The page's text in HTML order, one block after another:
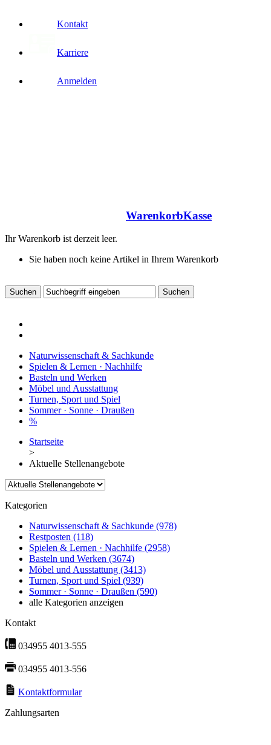
Kontakt
Karriere
Anmelden
WarenkorbKasse
Ihr Warenkorb ist derzeit leer.
Sie haben noch keine Artikel in Ihrem Warenkorb
Naturwissenschaft & Sachkunde
Spielen & Lernen · Nachhilfe
Basteln und Werken
Möbel und Ausstattung
Turnen, Sport und Spiel
Sommer · Sonne · Draußen
%
Startseite
>
Aktuelle Stellenangebote
Kategorien
Naturwissenschaft & Sachkunde (978)
Restposten (118)
Spielen & Lernen · Nachhilfe (2958)
Basteln und Werken (3674)
Möbel und Ausstattung (3413)
Turnen, Sport und Spiel (939)
Sommer · Sonne · Draußen (590)
alle Kategorien anzeigen
Kontakt
034955 4013-555
034955 4013-556
Kontaktformular
Zahlungsarten